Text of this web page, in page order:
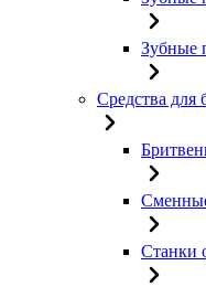
Зубные
Средства для
Станки